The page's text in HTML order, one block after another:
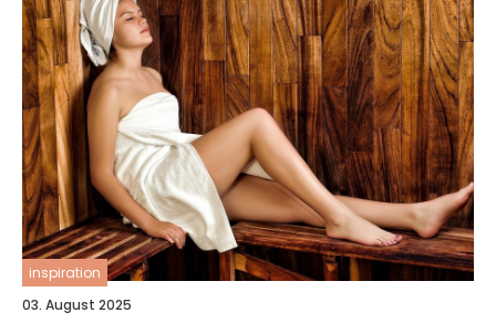
inspiration
03. August 2025